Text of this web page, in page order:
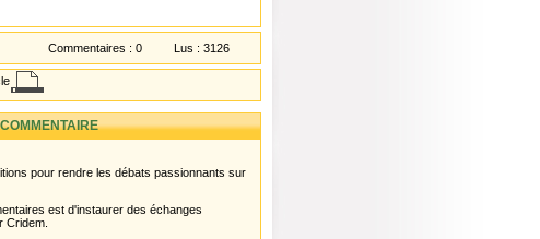
Commentaires : 0 Lus : 3126
pour rendre les débats passionnants sur
est d'instaurer des échanges
Cridem.